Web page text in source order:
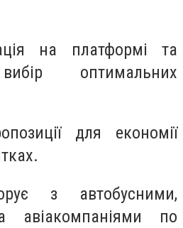
на платформі та
оптимальних
для економії
з автобусними,
авіакомпаніями по